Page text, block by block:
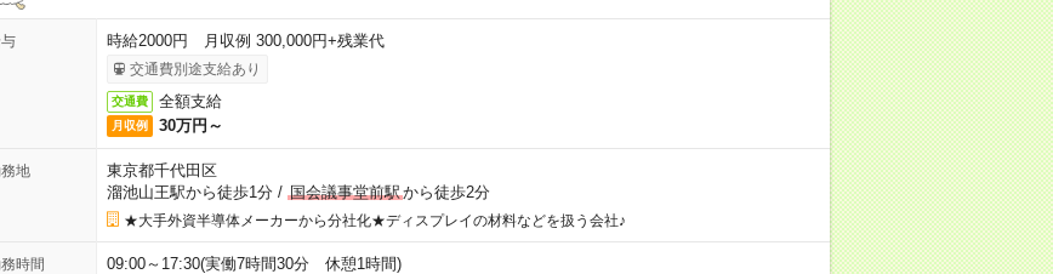
時給2000円 月収例 300,000円+残業代
交通費別途支給あり
交通費 全額支給
月収例 30万円～
地
東京都千代田区
溜池山王駅から徒歩1分/ 国会議事堂前駅から徒歩2分
★大手外資半導体メーカーから分社化★ディスプレイの材料などを扱う会社♪
時間 09:00～17:30(実働7時間30分 休憩1時間)